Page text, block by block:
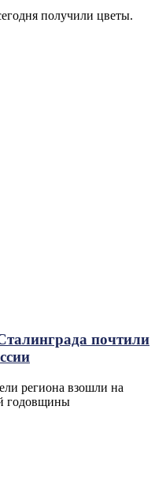
получили цветы.
почтили
региона взошли на
годовщины